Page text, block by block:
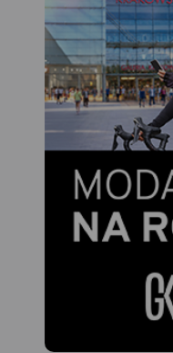
Hańczą. Warto również
wybrać się na spacery i
wycieczki rowerowe po
Wigierskim Parku
Narodowym i Suwalskim
Parku Krajobrazowym.Rok